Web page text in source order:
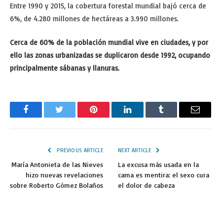
Entre 1990 y 2015, la cobertura forestal mundial bajó cerca de
6%, de 4.280 millones de hectáreas a 3.990 millones.
Cerca de 60% de la población mundial vive en ciudades, y por
ello las zonas urbanizadas se duplicaron desde 1992, ocupando
principalmente sábanas y llanuras.
FacebookTwitter Pinterest LinkedInTumblr Email
PREVIOUS ARTICLE
María Antonieta de las Nieves
hizo nuevas revelaciones
sobre Roberto Gómez Bolaños
NEXT ARTICLE
La excusa más usada en la
cama es mentira: el sexo cura
el dolor de cabeza